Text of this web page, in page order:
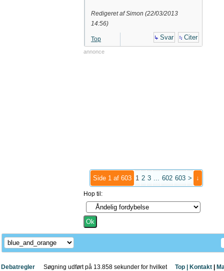
Redigeret af Simon (22/03/2013
14:56)
Top Svar Citer
annonce
Side 1 af 603 1 2 3 ... 602 603 > ↓
Hop til:
Debatregler Top | Kontakt
Søgning udført på 13.858 sekunder for hvilket